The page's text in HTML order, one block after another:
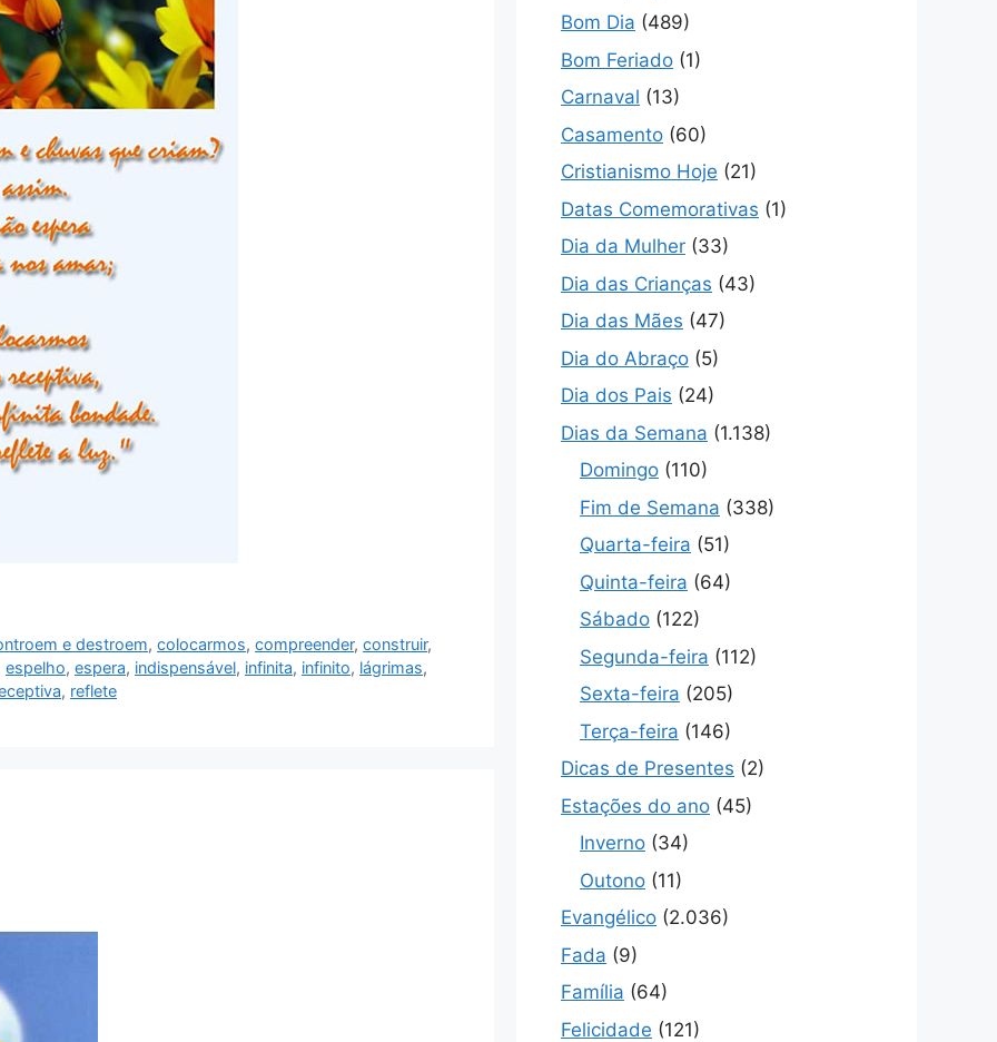
e destroem,colocarmos,compreender,construir,
espelho, espera, indispensável, infinita, infinito, lágrimas,
, reflete
Bom Dia (489)
Bom Feriado (1)
Carnaval (13)
Casamento (60)
Cristianismo Hoje (21)
Datas Comemorativas (1)
Dia da Mulher (33)
Dia das Crianças (43)
Dia das Mães (47)
Dia do Abraço (5)
Dia dos Pais (24)
Dias da Semana (1.138)
Domingo (110)
Fim de Semana (338)
Quarta-feira (51)
Quinta-feira (64)
Sábado (122)
Segunda-feira (112)
Sexta-feira (205)
Terça-feira (146)
Dicas de Presentes (2)
Estações do ano (45)
Inverno (34)
Outono (11)
Evangélico (2.036)
Fada (9)
Família (64)
Felicidade (121)